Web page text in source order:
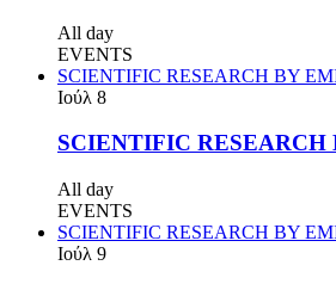
All day
EVENTS
SCIENTIFIC RESEARCH BY
Ιούλ 8
SCIENTIFIC RESEARCH
All day
EVENTS
SCIENTIFIC RESEARCH BY
Ιούλ 9